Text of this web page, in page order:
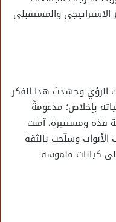
الاستراتيجي والمستقبلي
الرؤي وجسّدتُ هذا الفكر
بإخلاص؛ مدعومةً
فذة ومستنيرة، آمنت
الأبواب وسلّحت بالثقة
كيانات ملموسة